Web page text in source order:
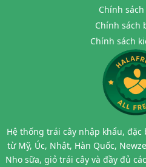
Chính
Chính sách
Chính sách
Hệ thống trái cây nhập khẩu,
từ Mỹ, Úc, Nhật, Hàn Quốc,
Nho sữa, giỏ trái cây và đầy đủ